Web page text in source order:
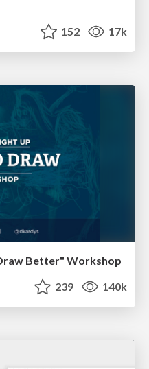
152 17k
Better" Workshop
239 140k